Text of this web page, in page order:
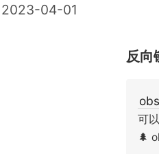
2023-04-01
反向
可
🌲